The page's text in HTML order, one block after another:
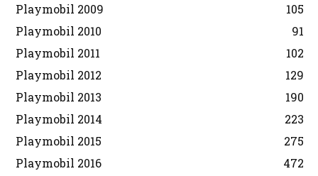
Playmobil 2009
105
Playmobil 2010
91
Playmobil 2011
102
Playmobil 2012
129
Playmobil 2013
190
Playmobil 2014
223
Playmobil 2015
275
Playmobil 2016
472